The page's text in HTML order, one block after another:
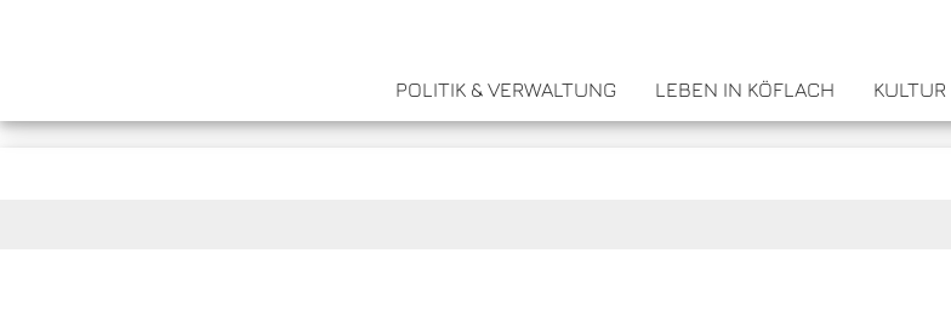
POLITIK & VERWALTUNG LEBEN IN KÖFLACH KULTUR